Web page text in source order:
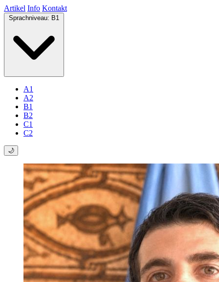
Artikel Info Kontakt
Sprachniveau: B1
A1
A2
B1
B2
C1
C2
🌙